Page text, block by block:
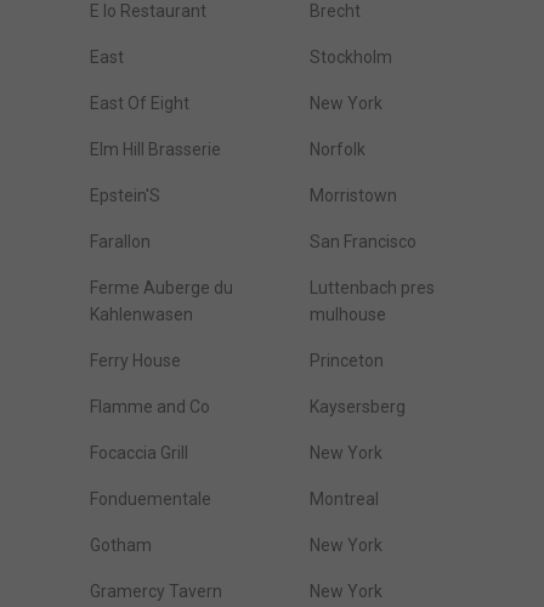
E Io Restaurant Brecht
East Stockholm
East Of Eight New York
Elm Hill Brasserie Norfolk
Epstein'S Morristown
Farallon San Francisco
Ferme Auberge du
Kahlenwasen
Luttenbach pres
mulhouse
Ferry House Princeton
Flamme and Co Kaysersberg
Focaccia Grill New York
Fonduementale Montreal
Gotham New York
Gramercy Tavern New York